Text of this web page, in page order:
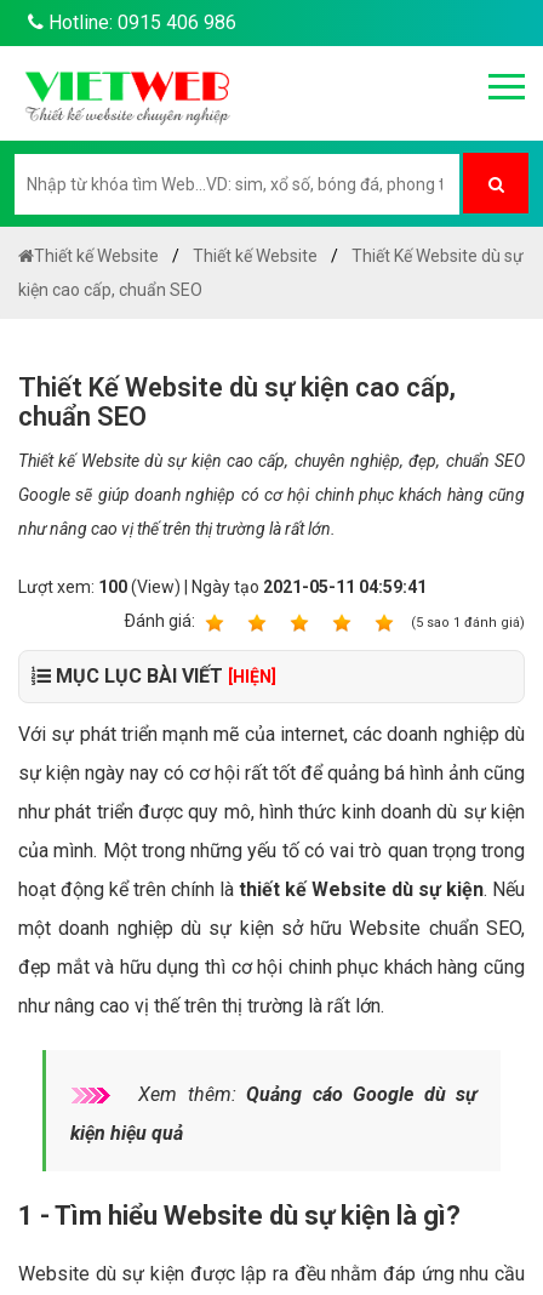
Hotline: 0915 406 986
Thiết kế Website Thiết kế Website
Thiết Kế Website dù sự
kiện cao cấp, chuẩn SEO
Thiết Kế Website dù sự kiện cao cấp,
chuẩn SEO
Thiết kế Website dù sự kiện cao cấp, chuyên nghiệp, đẹp, chuẩn SEO
Google sẽ giúp doanh nghiệp có cơ hội chinh phục khách hàng cũng
như nâng cao vị thế trên thị trường là rất lớn.
Lượt xem: 100(View) | Ngày tạo 2021-05-11 04:59:41
Ðánh giá:
(5 sao 1 đánh giá)
MỤC LỤC BÀI VIẾT [HIỆN]
Với sự phát triển mạnh mẽ của internet, các doanh nghiệp dù
sự kiện ngày nay có cơ hội rất tốt để quảng bá hình ảnh cũng
như phát triển được quy mô, hình thức kinh doanh dù sự kiện
của mình. Một trong những yếu tố có vai trò quan trọng trong
hoạt động kể trên chính là thiết kế Website dù sự kiện. Nếu
một doanh nghiệp dù sự kiện sở hữu Website chuẩn SEO,
đẹp mắt và hữu dụng thì cơ hội chinh phục khách hàng cũng
như nâng cao vị thế trên thị trường là rất lớn.
Xem thêm:Quảng cáo Google dù sự
kiện hiệu quả
1 - Tìm hiểu Website dù sự kiện là gì?
Website dù sự kiện được lập ra đều nhằm đáp ứng nhu cầu